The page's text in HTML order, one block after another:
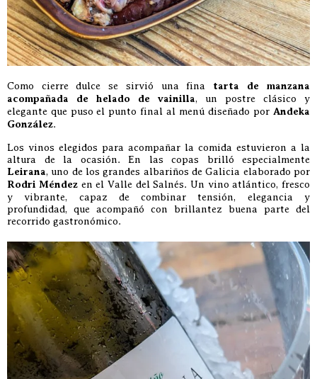
Como cierre dulce se sirvió una fina tarta de manzana
acompañada de helado de vainilla, un postre clásico y
elegante que puso el punto final al menú diseñado por Andeka
González.
Los vinos elegidos para acompañar la comida estuvieron a la
altura de la ocasión. En las copas brilló especialmente
Leirana, uno de los grandes albariños de Galicia elaborado por
Rodri Méndez en el Valle del Salnés. Un vino atlántico, fresco
y vibrante, capaz de combinar tensión, elegancia y
profundidad, que acompañó con brillantez buena parte del
recorrido gastronómico.